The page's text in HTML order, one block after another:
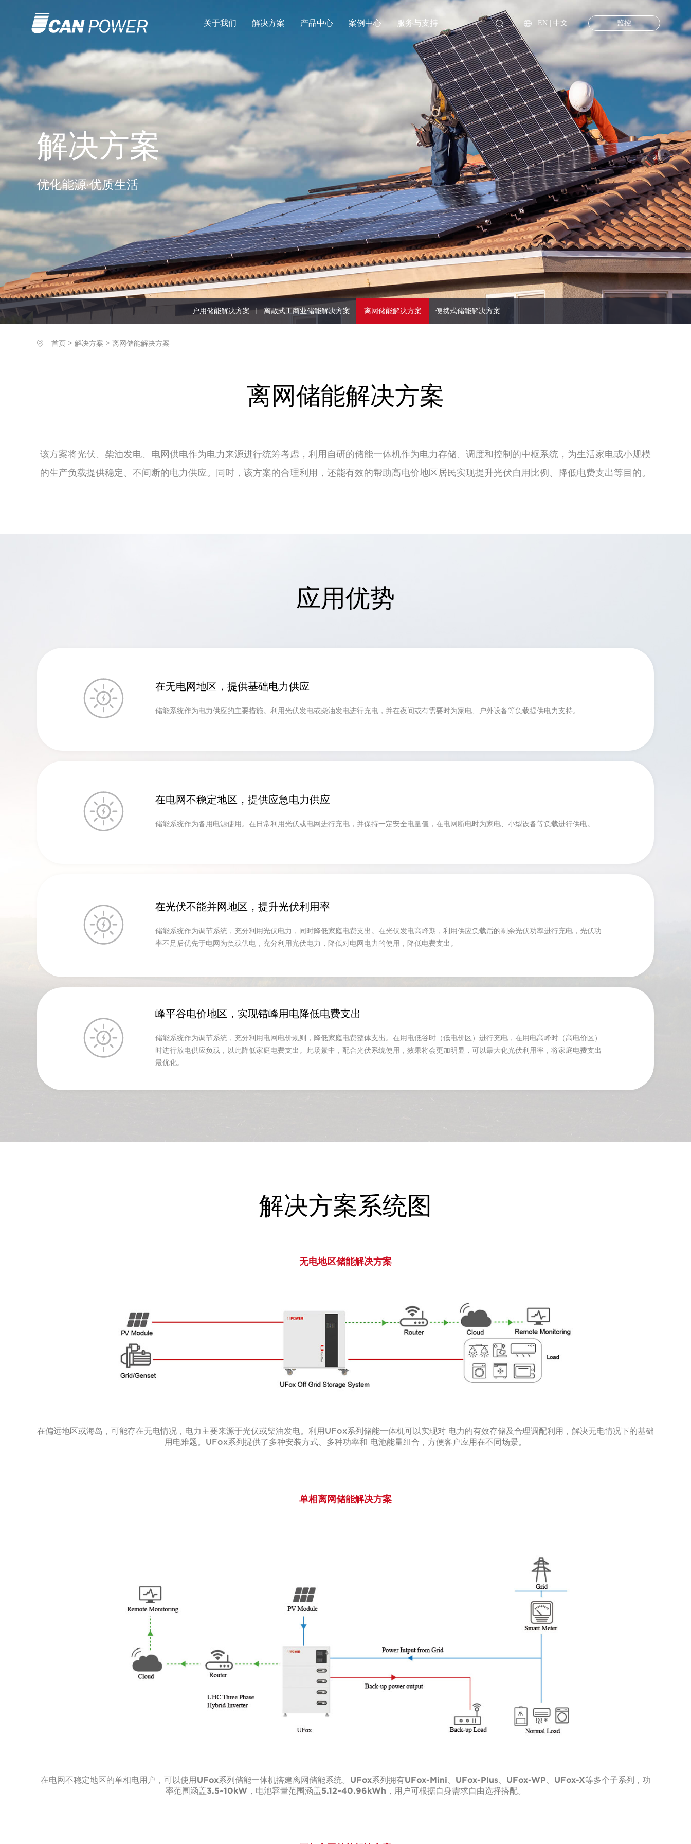
关于我们
企业简介
社会责任
新闻中心
新闻中心
· 直击德国户储安装商培训现场，优能本地化进程加速！
· 优能电气UHC新一代三相混合储能逆变器通过德国VDE4105认证
· 优案例 | 点亮非洲：UFox系列助力莫桑比克稳定用电
查看更多
解决方案
户用储能解决方案 离散式工商业储能解决方案 离网储能解决方案 便携式储能解决方案
产品中心
并网储能一体机
工商业储能一体机柜
离并混合逆变器
离网逆变器
储能电池
系统配件
UHome-KT系列三相离并混合储
能一体机
UHome 系列单相离并混合储能一
体机
查看更多
案例中心
工商业储能电站
离网储能电站
移动储能电站
意大利小型工商业储能电站 新加坡工商业储能电站 意大利工商业储能
查看更多
服务与支持
质保服务
专家问答
下载中心
联系我们
全球总部
info@ucanpower.com
深圳市龙岗区银荷路72号华丰智谷-园山科技园A
栋4楼
全球服务
0086-755-28263405
service@ue-power.com
深圳，广东. 中国
EN 中文 监控
解决方案
优化能源·优质生活
户用储能解决方案 | 离散式工商业储能解决方案 离网储能解决方案 便携式储能解决方案
首页 > 解决方案 > 离网储能解决方案
离网储能解决方案
该方案将光伏、柴油发电、电网供电作为电力来源进行统筹考虑，利用自研的储能一体机作为电力存储、调度和控制的中枢系统，为生活家电或小规模
的生产负载提供稳定、不间断的电力供应。同时，该方案的合理利用，还能有效的帮助高电价地区居民实现提升光伏自用比例、降低电费支出等目的。
应用优势
在无电网地区，提供基础电力供应
储能系统作为电力供应的主要措施。利用光伏发电或柴油发电进行充电，并在夜间或有需要时为家电、户外设备等负载提供电力支持。
在电网不稳定地区，提供应急电力供应
储能系统作为备用电源使用。在日常利用光伏或电网进行充电，并保持一定安全电量值，在电网断电时为家电、小型设备等负载进行供电。
在光伏不能并网地区，提升光伏利用率
储能系统作为调节系统，充分利用光伏电力，同时降低家庭电费支出。在光伏发电高峰期，利用供应负载后的剩余光伏功率进行充电，光伏功
率不足后优先于电网为负载供电，充分利用光伏电力，降低对电网电力的使用，降低电费支出。
峰平谷电价地区，实现错峰用电降低电费支出
储能系统作为调节系统，充分利用电网电价规则，降低家庭电费整体支出。在用电低谷时（低电价区）进行充电，在用电高峰时（高电价区）
时进行放电供应负载，以此降低家庭电费支出。此场景中，配合光伏系统使用，效果将会更加明显，可以最大化光伏利用率，将家庭电费支出
最优化。
解决方案系统图
无电地区储能解决方案
在偏远地区或海岛，可能存在无电情况，电力主要来源于光伏或柴油发电。利用UFox系列储能一体机可以实现对 电力的有效存储及合理调配利用，解决无电情况下的基础
用电难题。UFox系列提供了多种安装方式、多种功率和 电池能量组合，方便客户应用在不同场景。
单相离网储能解决方案
在电网不稳定地区的单相电用户，可以使用UFox系列储能一体机搭建离网储能系统。UFox系列拥有UFox-Mini、UFox-Plus、UFox-WP、UFox-X等多个子系列，功
率范围涵盖3.5~10kW，电池容量范围涵盖5.12~40.96kWh，用户可根据自身需求自由选择搭配。